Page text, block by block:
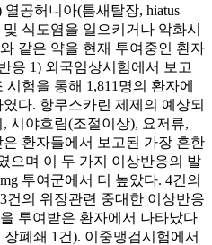
공허니아(틈새탈장, hiatus
식도염을 일으키거나 악화시
같은 약을 현재 투여중인 환자
응 1) 외국임상시험에서 보고
험을 통해 1,811명의 환자에
다. 항무스카린 제제의 예상되
시야흐림(조절이상), 요저류,
환자들에서 보고된 가장 흔한
으며 이 두 가지 이상반응의 발
투여군에서 더 높았다. 4건의
건의 위장관련 중대한 이상반응
투여받은 환자에서 나타났다
폐쇄 1건). 이중맹검시험에서